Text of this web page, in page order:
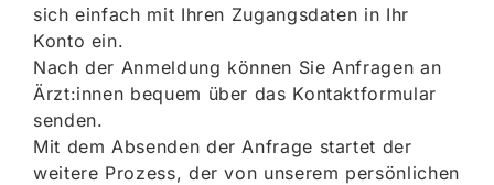
sich einfach mit Ihren Zugangsdaten in Ihr
Konto ein.
Nach der Anmeldung können Sie Anfragen an
Ärzt:innen bequem über das Kontaktformular
senden.
Mit dem Absenden der Anfrage startet der
weitere Prozess, der von unserem persönlichen